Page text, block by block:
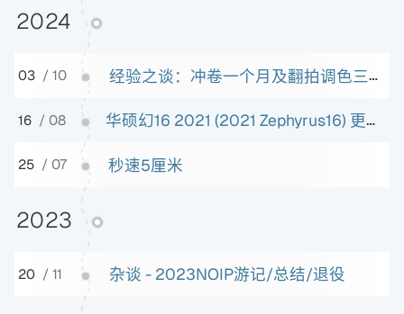
2024
03 / 10 经验之谈：冲卷一个月及翻拍调色三天感受
16 / 08 华硕幻16 2021 (2021 Zephyrus16) 更换miniLED屏幕 (NE160QDM-NM4)
25 / 07 秒速5厘米
2023
20 / 11 杂谈 - 2023NOIP游记/总结/退役